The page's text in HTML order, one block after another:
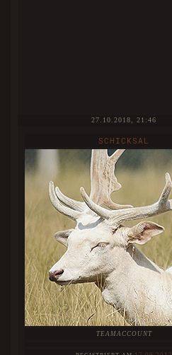
27.10.2018, 21:46
SCHICKSAL
TEAMACCOUNT